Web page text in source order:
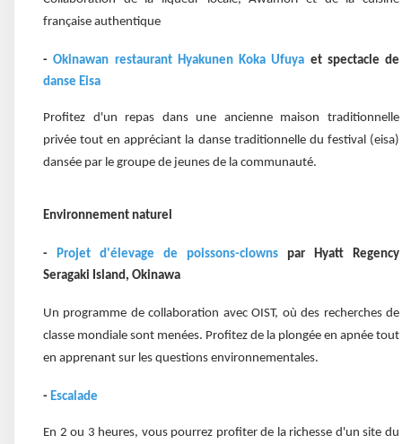
française authentique
- Okinawan restaurant Hyakunen Koka Ufuya et spectacle de
danse Eisa
Profitez d'un repas dans une ancienne maison traditionnelle
privée tout en appréciant la danse traditionnelle du festival (eisa)
dansée par le groupe de jeunes de la communauté.
Environnement naturel
- Projet d'élevage de poissons-clowns par Hyatt Regency
Seragaki Island, Okinawa
Un programme de collaboration avec OIST, où des recherches de
classe mondiale sont menées. Profitez de la plongée en apnée tout
en apprenant sur les questions environnementales.
- Escalade
En 2 ou 3 heures, vous pourrez profiter de la richesse d'un site du